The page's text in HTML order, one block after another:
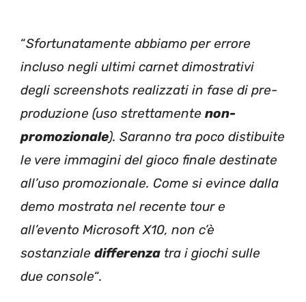
“Sfortunatamente abbiamo per errore
incluso negli ultimi carnet dimostrativi
degli screenshots realizzati in fase di pre-
produzione (uso strettamente non-
promozionale). Saranno tra poco distibuite
le vere immagini del gioco finale destinate
all’uso promozionale. Come si evince dalla
demo mostrata nel recente tour e
all’evento Microsoft X10, non c’è
sostanziale differenza tra i giochi sulle
due console“.